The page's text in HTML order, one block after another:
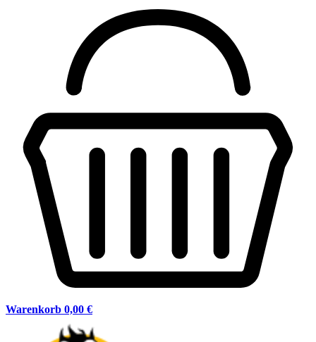
Warenkorb 0,00 €